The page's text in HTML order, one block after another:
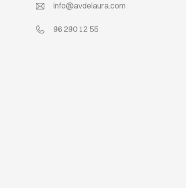
info@avdelaura.com
96 290 12 55